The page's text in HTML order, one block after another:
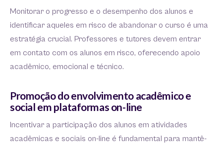
Monitorar o progresso e o desempenho dos alunos e
identificar aqueles em risco de abandonar o curso é uma
estratégia crucial. Professores e tutores devem entrar
em contato com os alunos em risco, oferecendo apoio
acadêmico, emocional e técnico.
Promoção do envolvimento acadêmico e
social em plataformas on-line
Incentivar a participação dos alunos em atividades
acadêmicas e sociais on-line é fundamental para mantê-